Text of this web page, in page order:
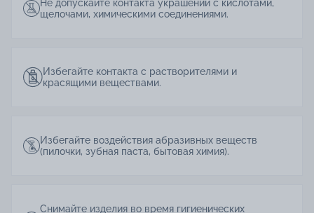
Не допускайте контакта украшений с кислотами,
щелочами, химическими соединениями.
Избегайте контакта с растворителями и
красящими веществами.
Избегайте воздействия абразивных веществ
(пилочки, зубная паста, бытовая химия).
Снимайте изделия во время гигиенических